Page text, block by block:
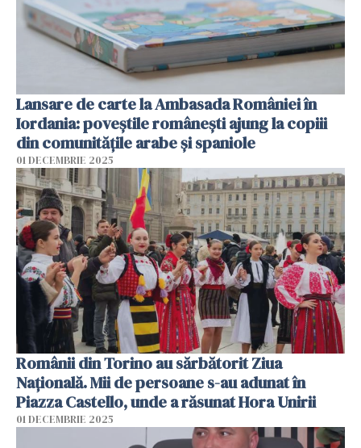
Lansare de carte la Ambasada României în
Iordania: poveștile românești ajung la copiii
din comunitățile arabe și spaniole
01 DECEMBRIE 2025
Românii din Torino au sărbătorit Ziua
Națională. Mii de persoane s-au adunat în
Piazza Castello, unde a răsunat Hora Unirii
01 DECEMBRIE 2025